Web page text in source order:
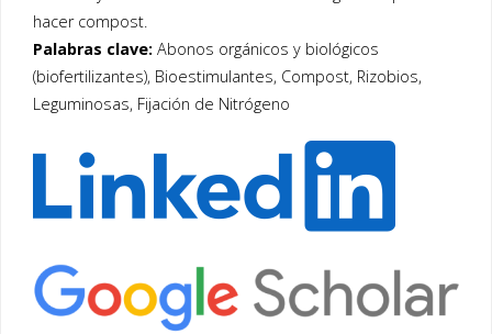
hacer compost.
Palabras clave:Abonos orgánicos y biológicos
(biofertilizantes), Bioestimulantes, Compost, Rizobios,
Leguminosas, Fijación de Nitrógeno